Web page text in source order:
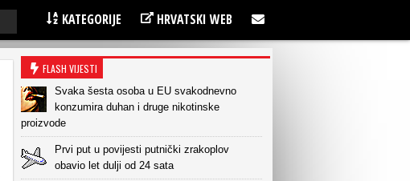
KATEGORIJE HRVATSKI WEB
FLASH VIJESTI
Svaka šesta osoba u EU svakodnevno
konzumira duhan i druge nikotinske
proizvode
Prvi put u povijesti putnički zrakoplov
obavio let dulji od 24 sata